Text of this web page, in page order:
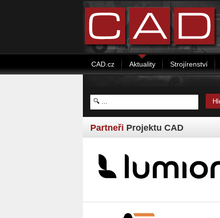
CAD.cz Aktuality Strojírenství
Partneři Projektu CAD